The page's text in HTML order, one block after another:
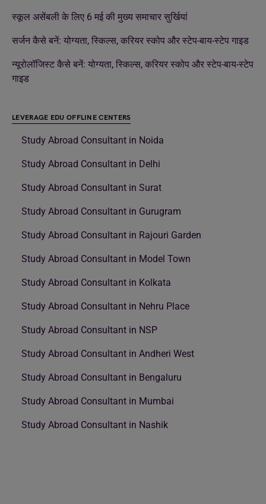
स्कूल असेंबली के लिए 6 मई की मुख्य समाचार सुर्खियां
सर्जन कैसे बनें: योग्यता, स्किल्स, करियर स्कोप और स्टेप-बाय-स्टेप गाइड
न्यूरोलॉजिस्ट कैसे बनें: योग्यता, स्किल्स, करियर स्कोप और स्टेप-बाय-स्टेप
गाइड
LEVERAGE EDU OFFLINE CENTERS
Study Abroad Consultant in Noida
Study Abroad Consultant in Delhi
Study Abroad Consultant in Surat
Study Abroad Consultant in Gurugram
Study Abroad Consultant in Rajouri Garden
Study Abroad Consultant in Model Town
Study Abroad Consultant in Kolkata
Study Abroad Consultant in Nehru Place
Study Abroad Consultant in NSP
Study Abroad Consultant in Andheri West
Study Abroad Consultant in Bengaluru
Study Abroad Consultant in Mumbai
Study Abroad Consultant in Nashik